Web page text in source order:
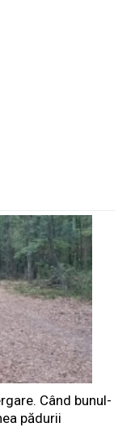
Când bunul-
pădurii